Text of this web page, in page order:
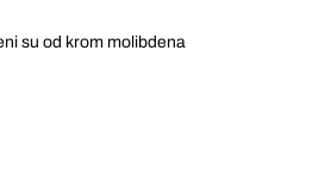
su od krom molibdena